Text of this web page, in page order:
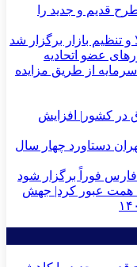
قدیم و جدید را
تنظیم بازار برگزار شد
عضو اتحادیه
سرمایه از طریق مزایده
در کشور| افزایش
دستاورد چهار سال
فوراً برگزار شود
درآمدهای عملیاتی بانك ملت از ۱۶۰ همت عبور كرد| جهش